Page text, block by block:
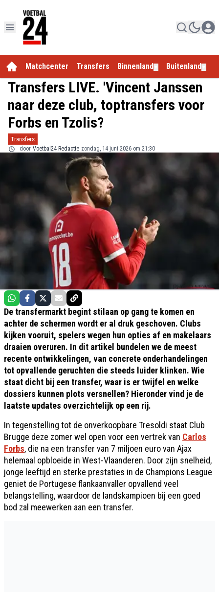
Matchcenter Transfers Binnenland Buitenland
Transfers LIVE. 'Vincent Janssen
naar deze club, toptransfers voor
Forbs en Tzolis?
Transfers
door Voetbal24 Redactie zondag, 14 juni 2026 om 21:30
De transfermarkt begint stilaan op gang te komen en
achter de schermen wordt er al druk geschoven. Clubs
kijken vooruit, spelers wegen hun opties af en makelaars
draaien overuren. In dit artikel bundelen we de meest
recente ontwikkelingen, van concrete onderhandelingen
tot opvallende geruchten die steeds luider klinken. Wie
staat dicht bij een transfer, waar is er twijfel en welke
dossiers kunnen plots versnellen? Hieronder vind je de
laatste updates overzichtelijk op een rij.
In tegenstelling tot de onverkoopbare Tresoldi staat Club
Brugge deze zomer wel open voor een vertrek van Carlos
Forbs, die na een transfer van 7 miljoen euro van Ajax
helemaal opbloeide in West-Vlaanderen. Door zijn snelheid,
jonge leeftijd en sterke prestaties in de Champions League
geniet de Portugese flankaanvaller opvallend veel
belangstelling, waardoor de landskampioen bij een goed
bod zal meewerken aan een transfer.